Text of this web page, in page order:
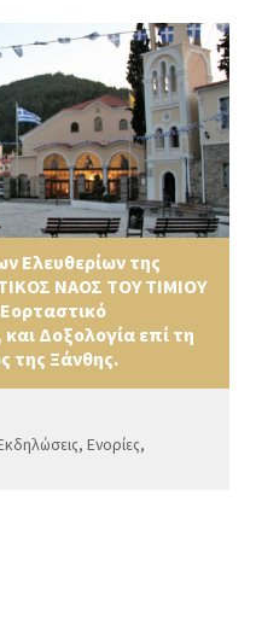
Ελευθερίων της
ΝΑΟΣ ΤΟΥ ΤΙΜΙΟΥ
Δοξολογία επί τη
της Ξάνθης.
,Ενορίες,